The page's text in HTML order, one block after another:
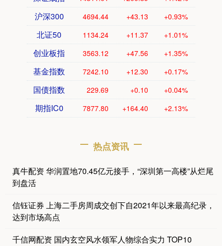
沪深300 4694.44 +43.13 +0.93%
北证50 1134.24 +11.37 +1.01%
创业板指 3563.12 +47.56 +1.35%
基金指数 7242.10 +12.30 +0.17%
国债指数 229.69 +0.10 +0.04%
期指IC0 7877.80 +164.40 +2.13%
热点资讯
真牛配资 华润置地70.45亿元接手，“深圳第一高楼”从烂尾
到盘活
信钰证券 上海二手房周成交创下自2021年以来最高纪录，
达到市场高点
千信网配资 国内玄空风水领军人物综合实力 TOP10